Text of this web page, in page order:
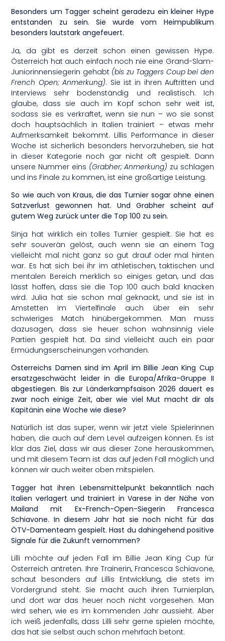
Besonders um Tagger scheint geradezu ein kleiner Hype
entstanden zu sein. Sie wurde vom Heimpublikum
besonders lautstark angefeuert.
Ja, da gibt es derzeit schon einen gewissen Hype.
Österreich hat auch einfach noch nie eine Grand-Slam-
Juniorinnensiegerin gehabt (bis zu Taggers Coup bei den
French Open; Anmerkung). Sie ist in ihren Auftritten und
Interviews sehr bodenständig und realistisch. Ich
glaube, dass sie auch im Kopf schon sehr weit ist,
sodass sie es verkraftet, wenn sie nun – wo sie sonst
doch hauptsächlich in Italien trainiert – etwas mehr
Aufmerksamkeit bekommt. Lillis Performance in dieser
Woche ist sicherlich besonders hervorzuheben, sie hat
in dieser Kategorie noch gar nicht oft gespielt. Dann
unsere Nummer eins (Grabher; Anmerkung) zu schlagen
und ins Finale zu kommen, ist eine großartige Leistung.
So wie auch von Kraus, die das Turnier sogar ohne einen
Satzverlust gewonnen hat. Und Grabher scheint auf
gutem Weg zurück unter die Top 100 zu sein.
Sinja hat wirklich ein tolles Turnier gespielt. Sie hat es
sehr souverän gelöst, auch wenn sie an einem Tag
vielleicht mal nicht ganz so gut drauf oder mal hinten
war. Es hat sich bei ihr im athletischen, taktischen und
mentalen Bereich merklich so einiges getan, und das
lässt hoffen, dass sie die Top 100 auch bald knacken
wird. Julia hat sie schon mal geknackt, und sie ist in
Amstetten im Viertelfinale auch über ein sehr
schwieriges Match hinübergekommen. Man muss
dazusagen, dass sie heuer schon wahnsinnig viele
Partien gespielt hat. Da sind vielleicht auch ein paar
Ermüdungserscheinungen vorhanden.
Österreichs Damen sind im April im Billie Jean King Cup
ersatzgeschwächt leider in die Europa/Afrika-Gruppe II
abgestiegen. Bis zur Länderkampfsaison 2026 dauert es
zwar noch einige Zeit, aber wie viel Mut macht dir als
Kapitänin eine Woche wie diese?
Natürlich ist das super, wenn wir jetzt viele Spielerinnen
haben, die auch auf dem Level aufzeigen können. Es ist
klar das Ziel, dass wir aus dieser Zone herauskommen,
und mit diesem Team ist das auf jeden Fall möglich und
können wir auch weiter oben mitspielen.
Tagger hat ihren Lebensmittelpunkt bekanntlich nach
Italien verlagert und trainiert in Varese in der Nähe von
Mailand mit Ex-French-Open-Siegerin Francesca
Schiavone. In diesem Jahr hat sie noch nicht für das
ÖTV-Damenteam gespielt. Hast du dahingehend positive
Signale für die Zukunft vernommen?
Lilli möchte auf jeden Fall im Billie Jean King Cup für
Österreich antreten. Ihre Trainerin, Francesca Schiavone,
schaut besonders auf Lillis Entwicklung, die stets im
Vordergrund steht. Sie macht auch ihren Turnierplan,
und dort war das heuer noch nicht vorgesehen. Man
wird sehen, wie es im kommenden Jahr aussieht. Aber
ich weiß jedenfalls, dass Lilli sehr gerne spielen möchte,
das hat sie selbst auch schon mehrfach betont.